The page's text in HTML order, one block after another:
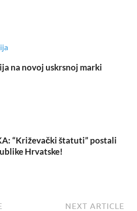
na novoj uskrsnoj marki
“Križevački štatuti” postali
Hrvatske!
NEXT ARTICLE